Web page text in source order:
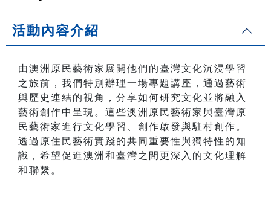
活動內容介紹
由澳洲原民藝術家展開他們的臺灣文化沉浸學習
之旅前，我們特別辦理一場專題講座，通過藝術
與歷史連結的視角，分享如何研究文化並將融入
藝術創作中呈現。這些澳洲原民藝術家與臺灣原
民藝術家進行文化學習、創作啟發與駐村創作。
透過原住民藝術實踐的共同重要性與獨特性的知
識，希望促進澳洲和臺灣之間更深入的文化理解
和聯繫。